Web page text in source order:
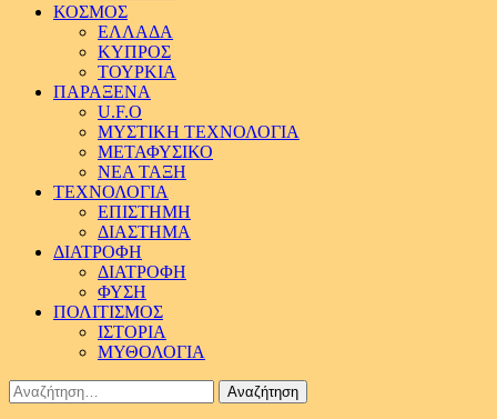
ΚΟΣΜΟΣ
ΕΛΛΑΔΑ
ΚΥΠΡΟΣ
ΤΟΥΡΚΙΑ
ΠΑΡΑΞΕΝΑ
U.F.O
ΜΥΣΤΙΚΗ ΤΕΧΝΟΛΟΓΙΑ
ΜΕΤΑΦΥΣΙΚΟ
ΝΕΑ ΤΑΞΗ
ΤΕΧΝΟΛΟΓΙΑ
ΕΠΙΣΤΗΜΗ
ΔΙΑΣΤΗΜΑ
ΔΙΑΤΡΟΦΗ
ΔΙΑΤΡΟΦΗ
ΦΥΣΗ
ΠΟΛΙΤΙΣΜΟΣ
ΙΣΤΟΡΙΑ
ΜΥΘΟΛΟΓΙΑ
Αναζήτηση
για: